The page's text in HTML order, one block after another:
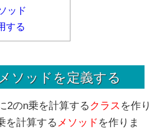
ッド
する
ソッドを定義する
2のn乗を計算する クラス を作り
を計算する メソッド を作りま